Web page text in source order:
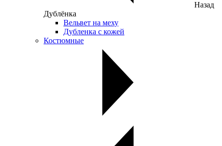
Назад
Дублёнка
Вельвет на меху
Дубленка с кожей
Костюмные